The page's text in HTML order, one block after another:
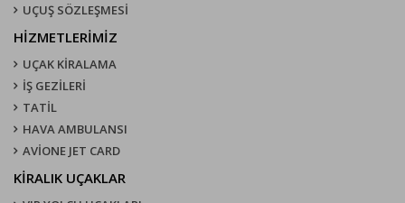
UÇUŞ SÖZLEŞMESI
HİZMETLERİMİZ
UÇAK KIRALAMA
İŞ GEZİLERİ
TATİL
HAVA AMBULANSI
AVİONE JET CARD
KIRALIK UÇAKLAR